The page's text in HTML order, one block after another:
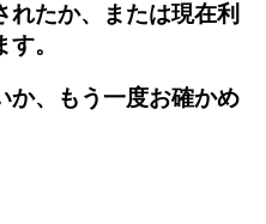
れたか、または現在利
。
か、もう一度お確かめ